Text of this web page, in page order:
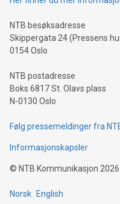
NTB besøksadresse
Skippergata 24 (Pressens
0154 Oslo
NTB postadresse
Boks 6817 St. Olavs plass
N-0130 Oslo
Følg pressemeldinger fra
Informasjonskapsler
© NTB Kommunikasjon 2026
Norsk English